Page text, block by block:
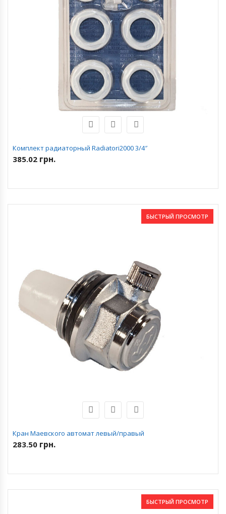
Комплект радиаторный Radiatori2000 3/4″
385.02 грн.
БЫСТРЫЙ ПРОСМОТР
Кран Маевского автомат левый/правый
283.50 грн.
БЫСТРЫЙ ПРОСМОТР